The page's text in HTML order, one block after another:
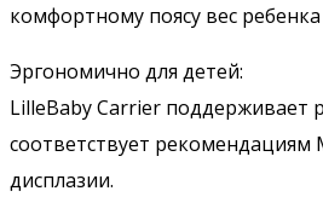
комфортному поясу вес
Эргономично для детей:
LilleBaby Carrier поддерживает
соответствует
дисплазии.